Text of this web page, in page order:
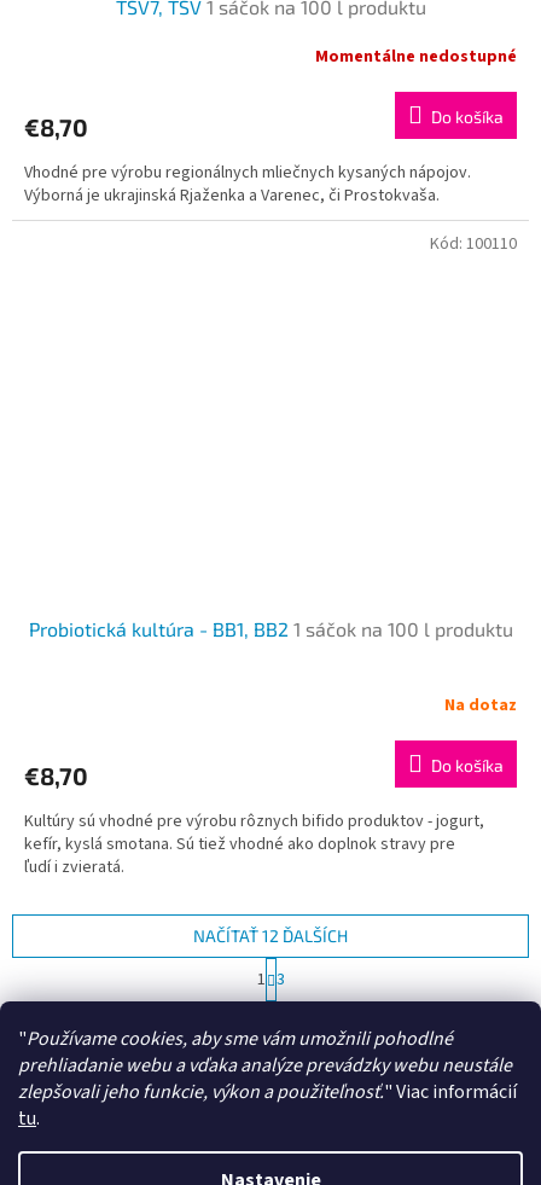
"Používame cookies, aby sme vám umožnili pohodlné
prehliadanie webu a vďaka analýze prevádzky webu neustále
zlepšovali jeho funkcie, výkon a použiteľnosť."Viac informácií
tu.
TSV7, TSV 1 sáčok na 100 l produktu
Momentálne nedostupné
€8,70 Do košíka
Vhodné pre výrobu regionálnych mliečnych kysaných nápojov.
Výborná je ukrajinská Rjaženka a Varenec, či Prostokvaša.
Probiotická kultúra - ВВ1, ВВ2 1 sáčok na 100 l produktu
Na dotaz
€8,70 Do košíka
Kultúry sú vhodné pre výrobu rôznych bifido produktov - jogurt,
kefír, kyslá smotana. Sú tiež vhodné ako doplnok stravy pre
ľudí i zvieratá.
Kód: 100110
O
l
á
d
i
NAČÍTAŤ 12 ĎALŠÍCH
S
t
r
á
n
k
o
v
n
i
1 3
HORE